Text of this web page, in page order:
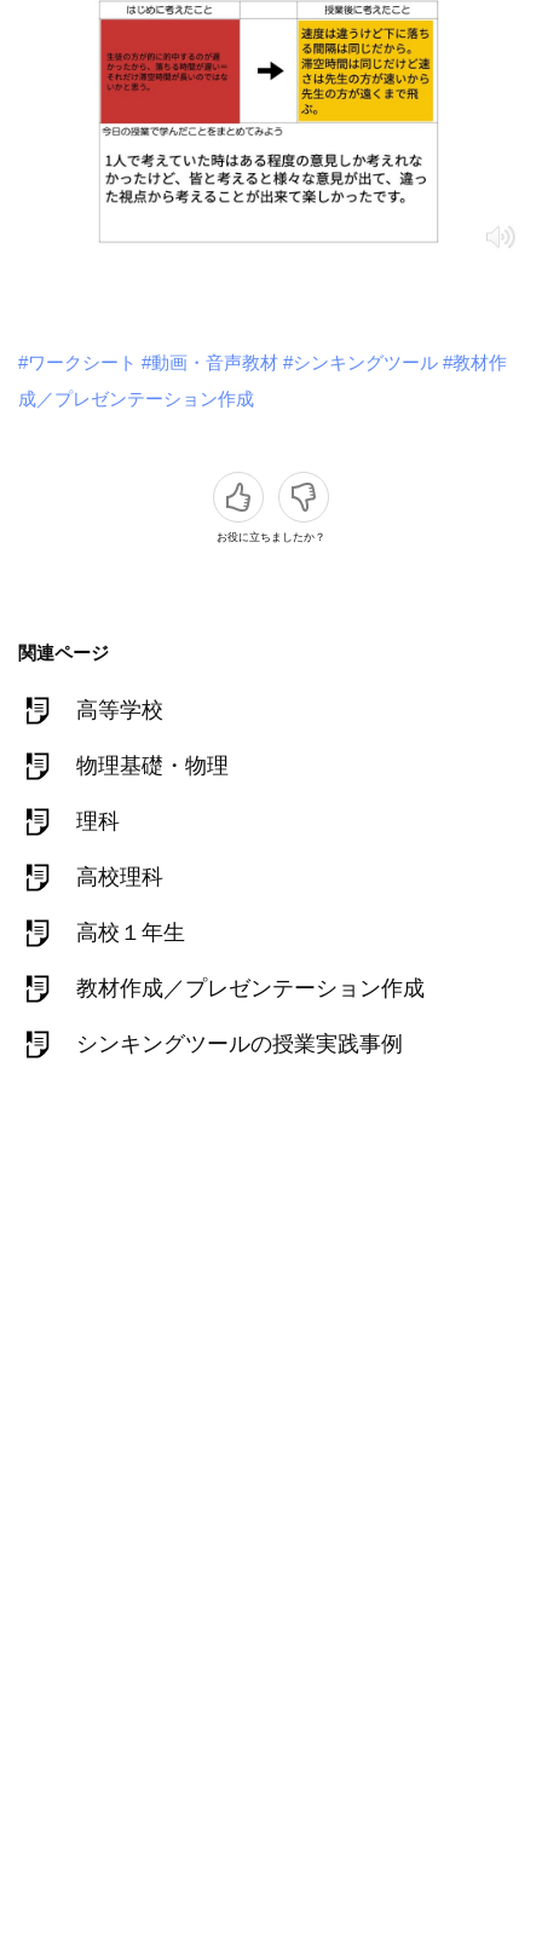
#ワークシート #動画・音声教材 #シンキングツール #教材作
成／プレゼンテーション作成
お役に立ちましたか？
関連ページ
高等学校
物理基礎・物理
理科
高校理科
高校１年生
教材作成／プレゼンテーション作成
シンキングツールの授業実践事例